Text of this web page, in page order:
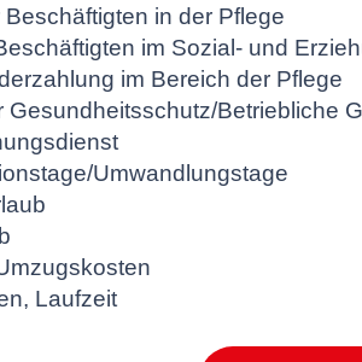
in der Pflege
im Sozial- und
im Bereich der Pflege
Gesundheitsschutz/Betriebliche
Umwandlungstage
Laufzeit